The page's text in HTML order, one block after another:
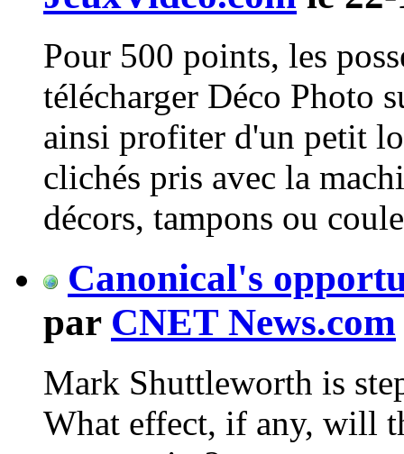
Pour 500 points, les
télécharger Déco Photo
ainsi profiter d'un petit
clichés pris avec la
décors, tampons ou
Canonical's
par CNET News.com
Mark Shuttleworth is
What effect, if any, will